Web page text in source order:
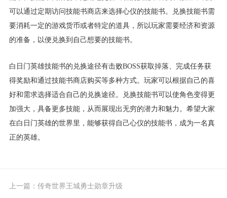
可以通过定期访问技能书商店来选择心仪的技能书。兑换技能书需
要消耗一定的游戏货币或者特定的道具，所以玩家需要经济和资源
的准备，以便兑换到自己想要的技能书。
白日门英雄技能书的兑换途径有击败BOSS获取掉落、完成任务获
得奖励和通过技能书商店购买等多种方式。玩家可以根据自己的喜
好和需求选择适合自己的兑换途径。兑换技能书可以使角色变得更
加强大，具备更多技能，从而展现出无穷的潜力和魅力。希望大家
在白日门英雄的世界里，能够获得自己心仪的技能书，成为一名真
正的英雄。
上一篇： 传奇世界王城勇士勋章升级